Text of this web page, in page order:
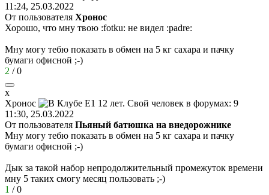
11:24, 25.03.2022
От пользователя Хронос
Хорошо, что мну твою :fotku: не видел :padre:
Мну могу тебю показать в обмен на 5 кг сахара и пачку
бумаги офисной ;-)
2 /0
х
Хронос
11:30, 25.03.2022
От пользователя Пьяный батюшка на внедорожнике
Мну могу тебю показать в обмен на 5 кг сахара и пачку
бумаги офисной ;-)
Дык за такой набор непродолжительный промежуток времени
мну 5 таких смогу месяц пользовать ;-)
1 /0